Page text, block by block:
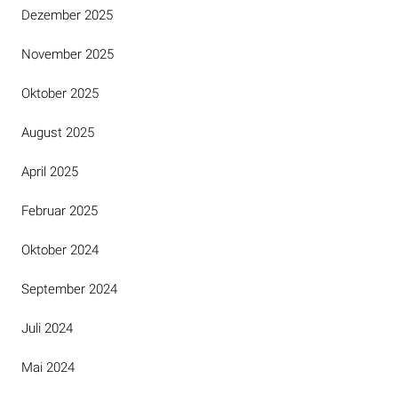
Dezember 2025
November 2025
Oktober 2025
August 2025
April 2025
Februar 2025
Oktober 2024
September 2024
Juli 2024
Mai 2024